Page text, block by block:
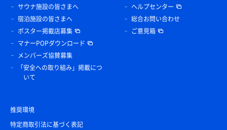
サウナ施設の皆さまへ
宿泊施設の皆さまへ
ポスター掲載店募集
マナーPOPダウンロード
メンバーズ協賛募集
「安全への取り組み」掲載につ
いて
ヘルプセンター
総合お問い合わせ
ご意見箱
推奨環境
特定商取引法に基づく表記